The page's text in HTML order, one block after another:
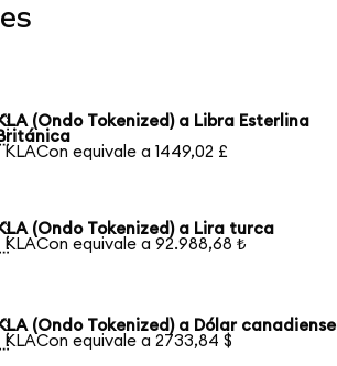
(Ondo Tokenized) a Libra Esterlina
KLACon equivale a 1449,02 £
(Ondo Tokenized) a Lira turca
KLACon equivale a 92.988,68 ₺
(Ondo Tokenized) a Dólar canadiense
KLACon equivale a 2733,84 $